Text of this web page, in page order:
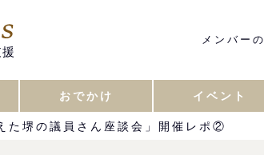
メンバー
おでかけ イベント
た堺の議員さん座談会」開催レポ②